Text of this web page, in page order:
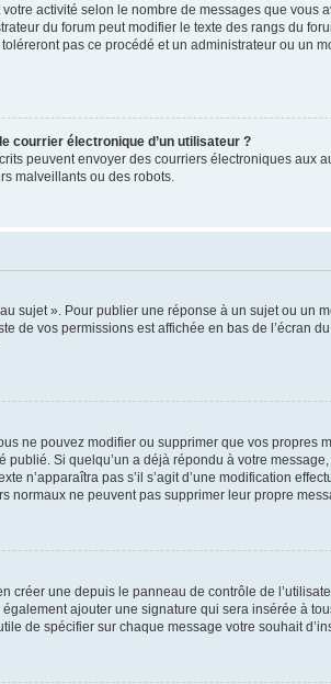
activité selon le nombre de messages que
du forum peut modifier le texte des rangs du
pas ce procédé et un administrateur ou un
courrier électronique d’un utilisateur ?
peuvent envoyer des courriers électroniques aux
malveillants ou des robots.
sujet ». Pour publier une réponse à un sujet ou un
de vos permissions est affichée en bas de l’écran
ne pouvez modifier ou supprimer que vos propres
Si quelqu’un a déjà répondu à votre
n’apparaîtra pas s’il s’agit d’une modification
ne peuvent pas supprimer leur propre
créer une depuis le panneau de contrôle de
ajouter une signature qui sera insérée à
de spécifier sur chaque message votre souhait